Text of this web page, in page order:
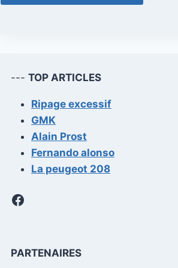
--- TOP ARTICLES
Ripage excessif
GMK
Alain Prost
Fernando alonso
La peugeot 208
Facebook
PARTENAIRES